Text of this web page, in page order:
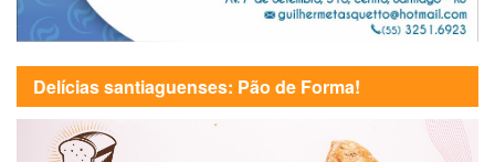
Delícias santiaguenses: Pão de Forma!